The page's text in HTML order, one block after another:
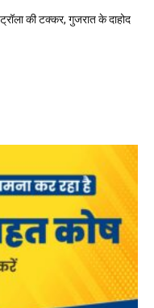
की टक्कर, गुजरात के दाहोद